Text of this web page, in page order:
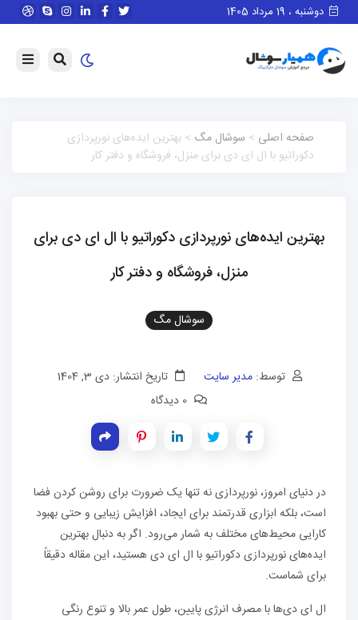
دوشنبه ، 19 مرداد 1405
صفحه اصلی > سوشال مگ > بهترین ایده‌های نورپردازی
دکوراتیو با ال ای دی برای منزل، فروشگاه و دفتر کار
بهترین ایده‌های نورپردازی دکوراتیو با ال ای دی برای
منزل، فروشگاه و دفتر کار
سوشال مگ
توسط:مدیر سایت
تاریخ انتشار: دی 3, 1404
در دنیای امروز، نورپردازی نه تنها یک ضرورت برای روشن کردن فضا
است، بلکه ابزاری قدرتمند برای ایجاد، افزایش زیبایی و حتی بهبود
کارایی محیط‌های مختلف به شمار می‌رود. اگر به دنبال بهترین
ایده‌های نورپردازی دکوراتیو با ال ای دی هستید، این مقاله دقیقاً
برای شماست.
ال ای دی‌ها با مصرف انرژی پایین، طول عمر بالا و تنوع رنگی